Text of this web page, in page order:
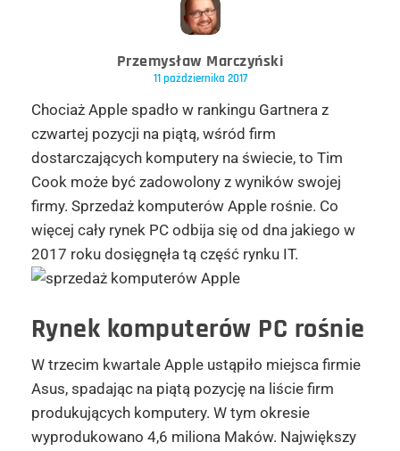
Przemysław Marczyński
11 października 2017
Chociaż Apple spadło w rankingu Gartnera z
czwartej pozycji na piątą, wśród firm
dostarczających komputery na świecie, to Tim
Cook może być zadowolony z wyników swojej
firmy. Sprzedaż komputerów Apple rośnie. Co
więcej cały rynek PC odbija się od dna jakiego w
2017 roku dosięgnęła tą część rynku IT.
Rynek komputerów PC rośnie
W trzecim kwartale Apple ustąpiło miejsca firmie
Asus, spadając na piątą pozycję na liście firm
produkujących komputery. W tym okresie
wyprodukowano 4,6 miliona Maków. Największy